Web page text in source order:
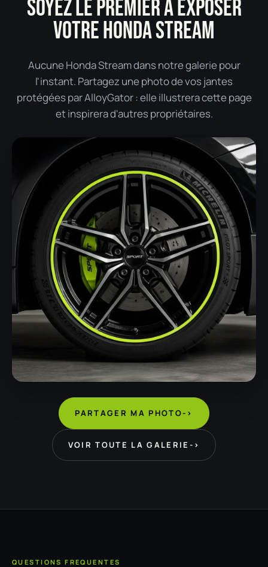
SOYEZ LE PREMIER À EXPOSER
VOTRE HONDA STREAM
Aucune Honda Stream dans notre galerie pour
l'instant. Partagez une photo de vos jantes
protégées par AlloyGator : elle illustrera cette page
et inspirera d'autres propriétaires.
PARTAGER MA PHOTO->
VOIR TOUTE LA GALERIE ->
QUESTIONS FREQUENTES